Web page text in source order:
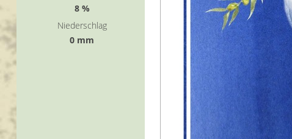
8 %
Niederschlag
0 mm